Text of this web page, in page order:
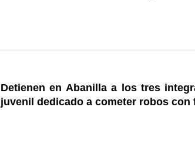
Detienen en Abanilla a los tres
juvenil dedicado a cometer robos con